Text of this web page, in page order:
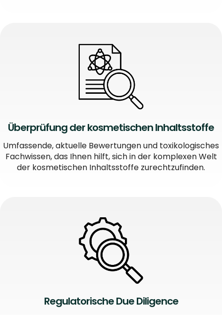
Überprüfung der kosmetischen Inhaltsstoffe
Umfassende, aktuelle Bewertungen und toxikologisches
Fachwissen, das Ihnen hilft, sich in der komplexen Welt
der kosmetischen Inhaltsstoffe zurechtzufinden.
Regulatorische Due Diligence